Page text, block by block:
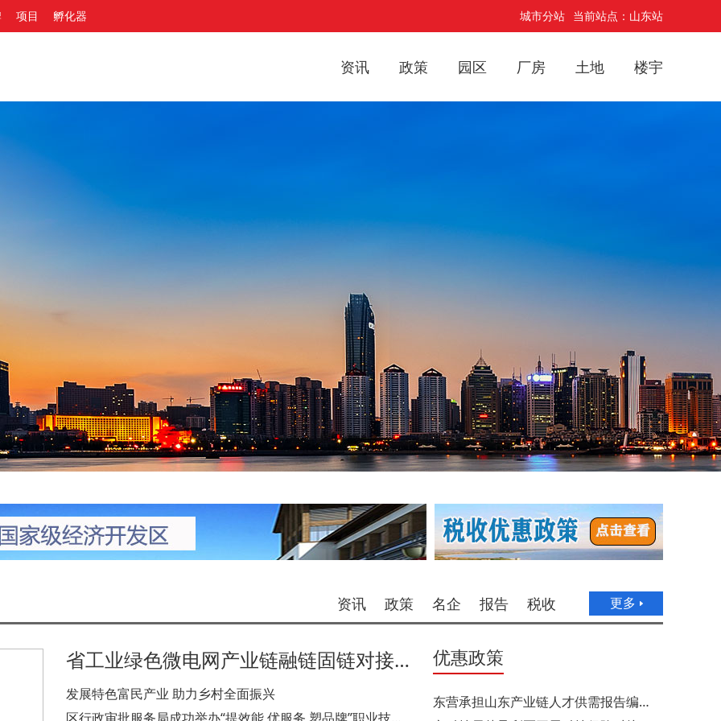
项目 孵化器 城市分站 当前站点：山东站
资讯 政策 园区 厂房 土地 楼宇
更多
资讯 政策 名企 报告 税收
省工业绿色微电网产业链融链固链对接交流活动在高新区举办
发展特色富民产业 助力乡村全面振兴
优惠政策
东营承担山东产业链人才供需报告编撰任务